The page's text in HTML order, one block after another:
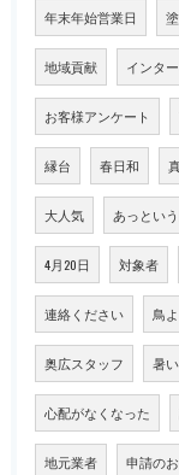
年末年始営業日
地域貢献 インタ
お客様アンケート
縁台 春日和
大人気 あっとい
4月20日 対象者
連絡ください 鳥
奥広スタッフ 暑い
心配がなくなった
地元業者 申請の